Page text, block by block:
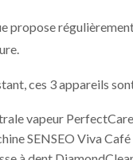
propose
ces 3 appareils
vapeur
SENSEO Viva Café